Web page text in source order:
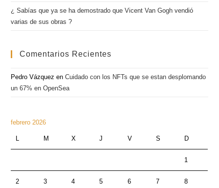
¿ Sabías que ya se ha demostrado que Vicent Van Gogh vendió
varias de sus obras ?
Comentarios Recientes
Pedro Vázquez enCuidado con los NFTs que se estan desplomando
un 67% en OpenSea
febrero 2026
L M X J V S D
1
2 3 4 5 6 7 8